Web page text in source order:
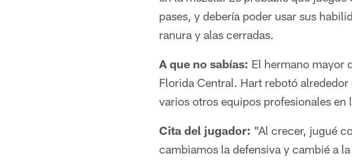
pases, y debería poder usar sus
ranura y alas cerradas.
A que no sabías: El hermano mayor
Florida Central. Hart rebotó
varios otros equipos profesionales
Cita del jugador: "Al crecer, jugué
cambiamos la defensiva y cambié a